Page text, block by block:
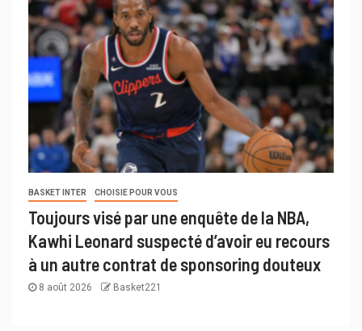
BASKET INTER CHOISIE POUR VOUS
Toujours visé par une enquête de la NBA,
Kawhi Leonard suspecté d’avoir eu recours
à un autre contrat de sponsoring douteux
8 août 2026 Basket221